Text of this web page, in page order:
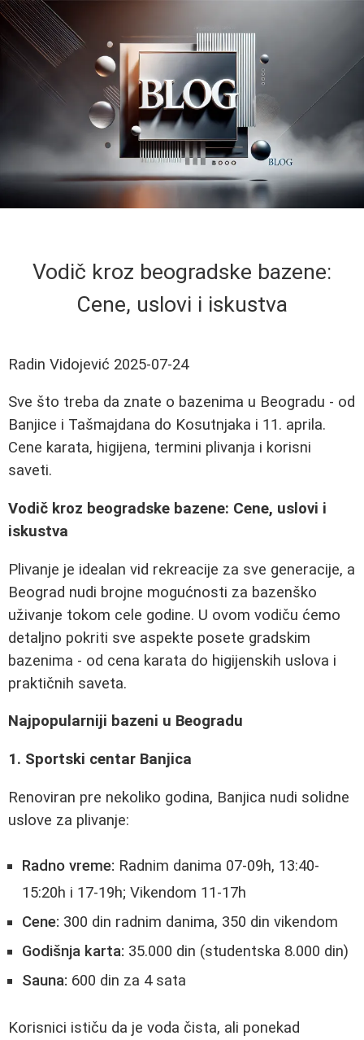
Vodič kroz beogradske bazene:
Cene, uslovi i iskustva
Radin Vidojević 2025-07-24
Sve što treba da znate o bazenima u Beogradu - od
Banjice i Tašmajdana do Kosutnjaka i 11. aprila.
Cene karata, higijena, termini plivanja i korisni
saveti.
Vodič kroz beogradske bazene: Cene, uslovi i
iskustva
Plivanje je idealan vid rekreacije za sve generacije, a
Beograd nudi brojne mogućnosti za bazenško
uživanje tokom cele godine. U ovom vodiču ćemo
detaljno pokriti sve aspekte posete gradskim
bazenima - od cena karata do higijenskih uslova i
praktičnih saveta.
Najpopularniji bazeni u Beogradu
1. Sportski centar Banjica
Renoviran pre nekoliko godina, Banjica nudi solidne
uslove za plivanje:
Radno vreme: Radnim danima 07-09h, 13:40-
15:20h i 17-19h; Vikendom 11-17h
Cene: 300 din radnim danima, 350 din vikendom
Godišnja karta: 35.000 din (studentska 8.000 din)
Sauna: 600 din za 4 sata
Korisnici ističu da je voda čista, ali ponekad